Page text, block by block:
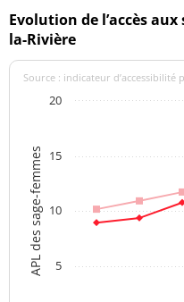
Evolution de l’accès
la-Rivière
APL des sage-femmes
Source : indicateur d’accessibilité
5
10
15
20